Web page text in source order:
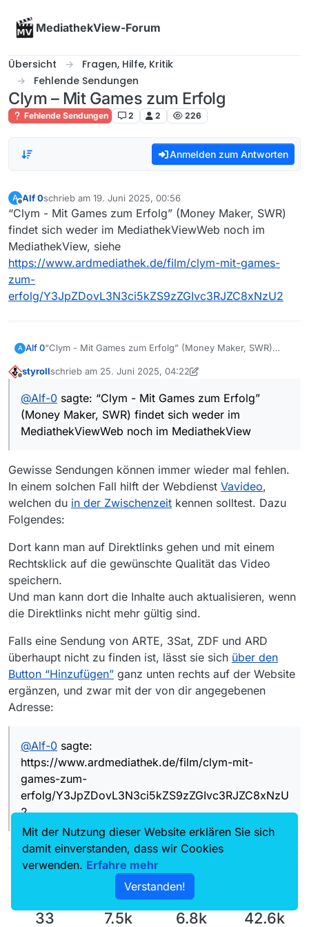
MediathekView-Forum
Übersicht
Fragen, Hilfe, Kritik
Fehlende Sendungen
Clym – Mit Games zum Erfolg
Fehlende Sendungen 2 2 226
Anmelden zum Antworten
A
Offline
Alf 0schrieb am 19. Juni 2025, 00:56
zuletzt editiert von
“Clym - Mit Games zum Erfolg” (Money Maker, SWR)
findet sich weder im MediathekViewWeb noch im
MediathekView, siehe
https://www.ardmediathek.de/film/clym-mit-games-
zum-
erfolg/Y3JpZDovL3N3ci5kZS9zZGIvc3RJZC8xNzU2
A Alf 0“Clym - Mit Games zum Erfolg” (Money Maker, SWR)
MediathekView, siehe
erfolg/Y3JpZDovL3N3ci5kZS9zZGIvc3RJZC8xNzU2
styrollschrieb am 25. Juni 2025, 04:22
zuletzt editiert von styroll
@Alf-0 sagte: “Clym - Mit Games zum Erfolg”
(Money Maker, SWR) findet sich weder im
MediathekViewWeb noch im MediathekView
Gewisse Sendungen können immer wieder mal fehlen.
In einem solchen Fall hilft der Webdienst Vavideo,
welchen du in der Zwischenzeit kennen solltest. Dazu
Folgendes:
Dort kann man auf Direktlinks gehen und mit einem
Rechtsklick auf die gewünschte Qualität das Video
speichern.
Und man kann dort die Inhalte auch aktualisieren, wenn
die Direktlinks nicht mehr gültig sind.
Falls eine Sendung von ARTE, 3Sat, ZDF und ARD
überhaupt nicht zu finden ist, lässt sie sich über den
Button “Hinzufügen” ganz unten rechts auf der Website
ergänzen, und zwar mit der von dir angegebenen
Adresse:
@Alf-0 sagte:
https://www.ardmediathek.de/film/clym-mit-
games-zum-
erfolg/Y3JpZDovL3N3ci5kZS9zZGIvc3RJZC8xNzU
2
33 7.5k 6.8k 42.6k
Mit der Nutzung dieser Website erklären Sie sich
damit einverstanden, dass wir Cookies
verwenden. Erfahre mehr
Verstanden!